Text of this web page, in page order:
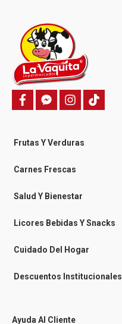
f
a
b
o
f
a
b
o
-
s
s
n
g
r
i
n
g
m
T
i
Frutas Y Verduras
Carnes Frescas
Salud Y Bienestar
Licores Bebidas Y Snacks
Cuidado Del Hogar
Descuentos Institucionales
Ayuda Al Cliente